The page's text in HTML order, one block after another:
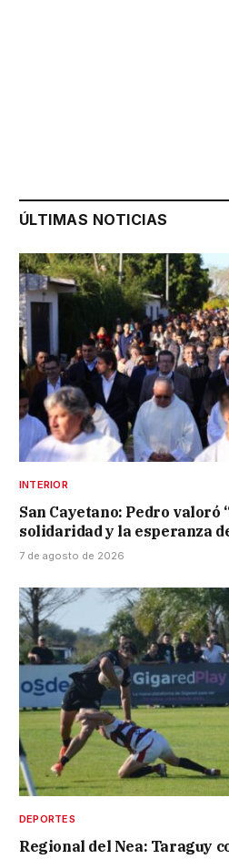
ÚLTIMAS NOTICIAS
INTERIOR
San Cayetano: Pedro valoró
solidaridad y la esperanza
7 de agosto de 2026
DEPORTES
Regional del Nea: Taraguy